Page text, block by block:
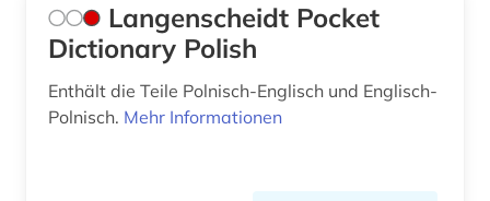
Langenscheidt Pocket
Dictionary Polish
Enthält die Teile Polnisch-Englisch und Englisch-
Polnisch. Mehr Informationen